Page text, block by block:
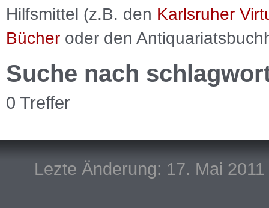
Hilfsmittel (z.B. den Karlsruher
Bücher oder den
Suche nach
0 Treffer
Lezte Änderung: 17. Mai